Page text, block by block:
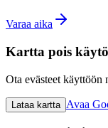
Varaa aika
Kartta pois
Ota evästeet käyttöön
Lataa kartta Avaa